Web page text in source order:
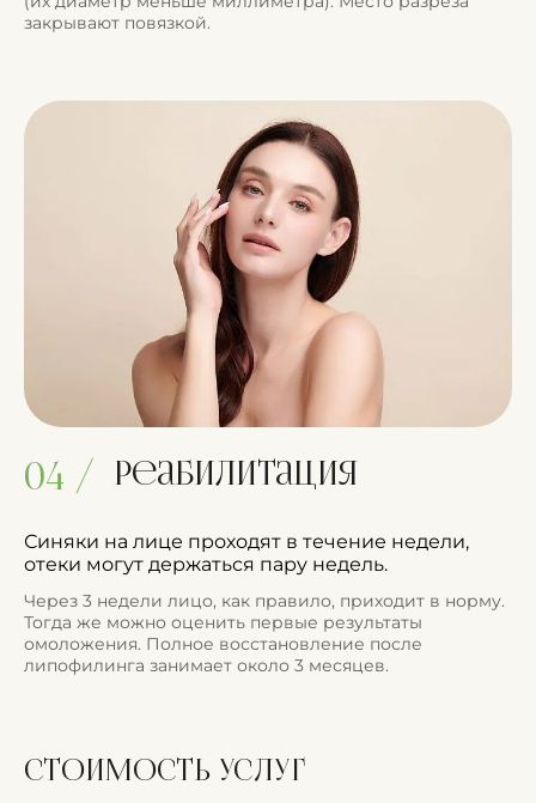
закрывают повязкой.
04 / Реабилитация
Синяки на лице проходят в течение недели,
отеки могут держаться пару недель.
Через 3 недели лицо, как правило, приходит в норму.
Тогда же можно оценить первые результаты
омоложения. Полное восстановление после
липофилинга занимает около 3 месяцев.
стоимость услуг